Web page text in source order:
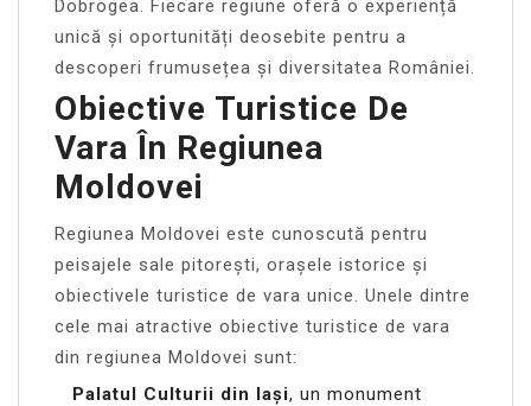
Dobrogea. Fiecare regiune oferă o experiență
unică și oportunități deosebite pentru a
descoperi frumusețea și diversitatea României.
Obiective Turistice De
Vara În Regiunea
Moldovei
Regiunea Moldovei este cunoscută pentru
peisajele sale pitorești, orașele istorice și
obiectivele turistice de vara unice. Unele dintre
cele mai atractive obiective turistice de vara
din regiunea Moldovei sunt:
Palatul Culturii din Iași, un monument